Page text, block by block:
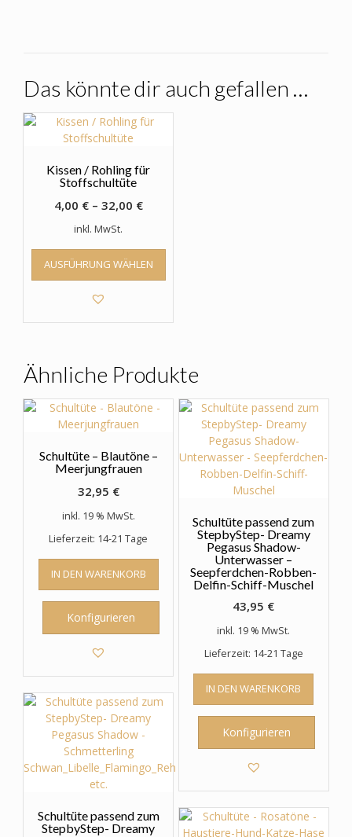
Das könnte dir auch gefallen …
Kissen / Rohling für
Stoffschultüte
4,00 €– 32,00 €
inkl. MwSt.
AUSFÜHRUNG WÄHLEN
Dieses
weist
Optionen
können
auf
der
Produktseite
werden
Ähnliche Produkte
Schultüte – Blautöne –
Meerjungfrauen
32,95 €
inkl. 19 % MwSt.
Lieferzeit: 14-21 Tage
IN DEN WARENKORB
Konfigurieren
Schultüte passend zum
StepbyStep- Dreamy
Pegasus Shadow-
Unterwasser –
Seepferdchen-Robben-
Delfin-Schiff-Muschel
43,95 €
inkl. 19 % MwSt.
Lieferzeit: 14-21 Tage
IN DEN WARENKORB
Konfigurieren
Schultüte passend zum
StepbyStep- Dreamy